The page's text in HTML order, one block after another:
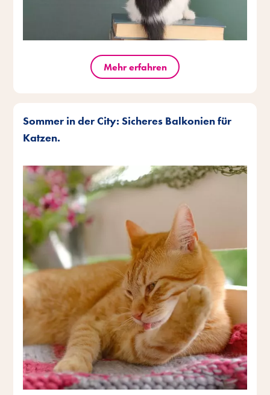
Mehr erfahren
Sommer in der City: Sicheres Balkonien für
Katzen.